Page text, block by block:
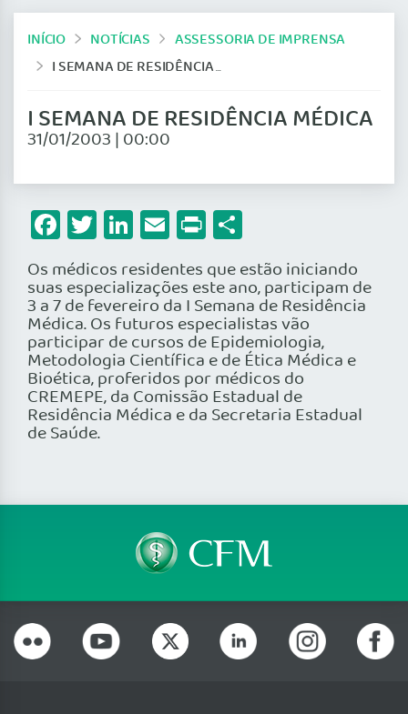
INÍCIO NOTÍCIAS
ASSESSORIA DE IMPRENSA
I SEMANA DE RESIDÊNCIA MÉDICA
I SEMANA DE RESIDÊNCIA MÉDICA
31/01/2003 | 00:00
Facebook
Twitter
LinkedIn
Email
Print
Os médicos residentes que estão iniciando
suas especializações este ano, participam de
3 a 7 de fevereiro da I Semana de Residência
Médica. Os futuros especialistas vão
participar de cursos de Epidemiologia,
Metodologia Científica e de Ética Médica e
Bioética, proferidos por médicos do
CREMEPE, da Comissão Estadual de
Residência Médica e da Secretaria Estadual
de Saúde.